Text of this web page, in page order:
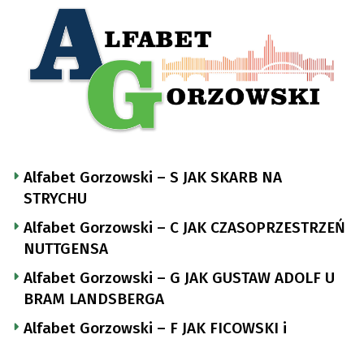
Alfabet Gorzowski – S JAK SKARB NA
STRYCHU
Alfabet Gorzowski – C JAK CZASOPRZESTRZEŃ
NUTTGENSA
Alfabet Gorzowski – G JAK GUSTAW ADOLF U
BRAM LANDSBERGA
Alfabet Gorzowski – F JAK FICOWSKI i